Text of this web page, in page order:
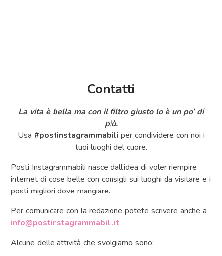
Contatti
La vita è bella ma con il filtro giusto lo è un po’ di
più.
Usa #postinstagrammabili per condividere con noi i
tuoi luoghi del cuore.
Posti Instagrammabili nasce dall’idea di voler riempire
internet di cose belle con consigli sui luoghi da visitare e i
posti migliori dove mangiare.
Per comunicare con la redazione potete scrivere anche a
info@postinstagrammabili.it
Alcune delle attività che svolgiamo sono: